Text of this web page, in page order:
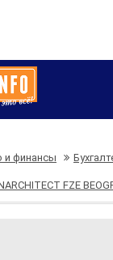
и финансы
FZE